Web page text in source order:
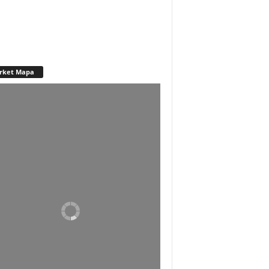
Mapa